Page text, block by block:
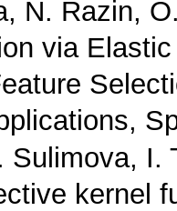
N. Razin,
via
Sulimova, I.
kernel